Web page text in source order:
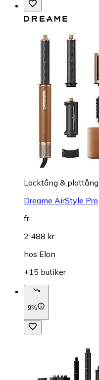
Locktång & plattång
Dreame AirStyle Pro
fr.
2 488 kr
hos Elon
+15 butiker
9%